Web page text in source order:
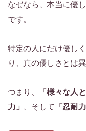
なぜなら、本当に優
です。
特定の人にだけ優し
り、真の優しさとは異
つまり、 「様々な人
力」
、そして 「忍耐力